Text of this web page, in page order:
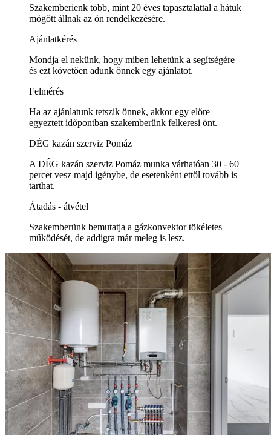
Szakemberienk több, mint 20 éves tapasztalattal a hátuk
mögött állnak az ön rendelkezésére.
Ajánlatkérés
Mondja el nekünk, hogy miben lehetünk a segítségére
és ezt követően adunk önnek egy ajánlatot.
Felmérés
Ha az ajánlatunk tetszik önnek, akkor egy előre
egyeztett időpontban szakemberünk felkeresi önt.
DÉG kazán szerviz Pomáz
A DÉG kazán szerviz Pomáz munka várhatóan 30 - 60
percet vesz majd igénybe, de esetenként ettől tovább is
tarthat.
Átadás - átvétel
Szakemberünk bemutatja a gázkonvektor tökéletes
működését, de addigra már meleg is lesz.